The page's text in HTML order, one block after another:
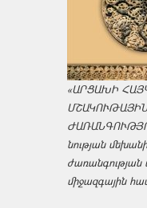
«ԱՐՑԱԽԻ
ՄՇԱԿՈՒԹԱՅԻՆ
նության
միջազ­գային